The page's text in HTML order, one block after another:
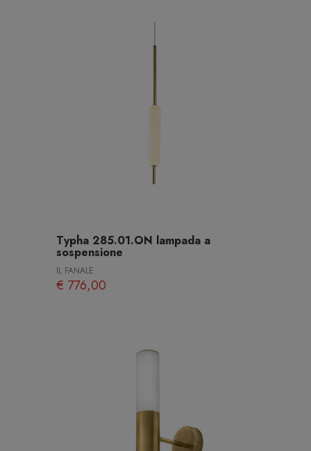
Typha 285.01.ON lampada a
sospensione
IL FANALE
€ 776,00